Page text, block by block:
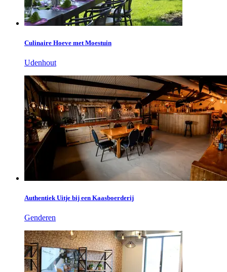
Culinaire Hoeve met Moestuin
Udenhout
Authentiek Uitje bij een Kaasboerderij
Genderen